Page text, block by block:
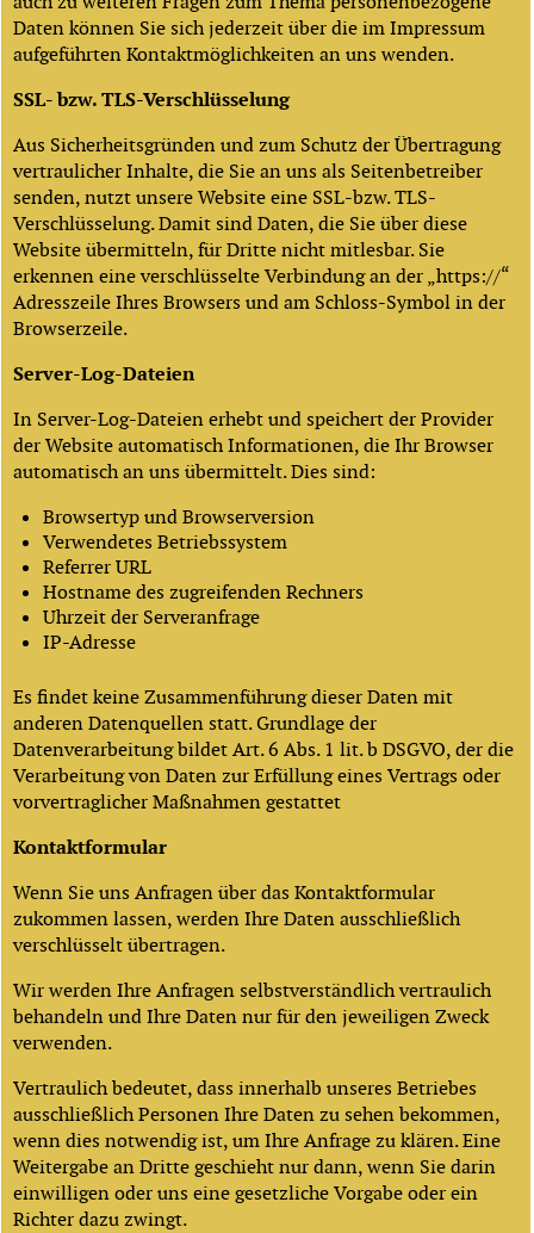
Daten können Sie sich jederzeit über die im Impressum
aufgeführten Kontaktmöglichkeiten an uns wenden.
SSL- bzw. TLS-Verschlüsselung
Aus Sicherheitsgründen und zum Schutz der Übertragung
vertraulicher Inhalte, die Sie an uns als Seitenbetreiber
senden, nutzt unsere Website eine SSL-bzw. TLS-
Verschlüsselung. Damit sind Daten, die Sie über diese
Website übermitteln, für Dritte nicht mitlesbar. Sie
erkennen eine verschlüsselte Verbindung an der „https://“
Adresszeile Ihres Browsers und am Schloss-Symbol in der
Browserzeile.
Server-Log-Dateien
In Server-Log-Dateien erhebt und speichert der Provider
der Website automatisch Informationen, die Ihr Browser
automatisch an uns übermittelt. Dies sind:
Browsertyp und Browserversion
Verwendetes Betriebssystem
Referrer URL
Hostname des zugreifenden Rechners
Uhrzeit der Serveranfrage
IP-Adresse
Es findet keine Zusammenführung dieser Daten mit
anderen Datenquellen statt. Grundlage der
Datenverarbeitung bildet Art. 6 Abs. 1 lit. b DSGVO, der die
Verarbeitung von Daten zur Erfüllung eines Vertrags oder
vorvertraglicher Maßnahmen gestattet
Kontaktformular
Wenn Sie uns Anfragen über das Kontaktformular
zukommen lassen, werden Ihre Daten ausschließlich
verschlüsselt übertragen.
Wir werden Ihre Anfragen selbstverständlich vertraulich
behandeln und Ihre Daten nur für den jeweiligen Zweck
verwenden.
Vertraulich bedeutet, dass innerhalb unseres Betriebes
ausschließlich Personen Ihre Daten zu sehen bekommen,
wenn dies notwendig ist, um Ihre Anfrage zu klären. Eine
Weitergabe an Dritte geschieht nur dann, wenn Sie darin
einwilligen oder uns eine gesetzliche Vorgabe oder ein
Richter dazu zwingt.